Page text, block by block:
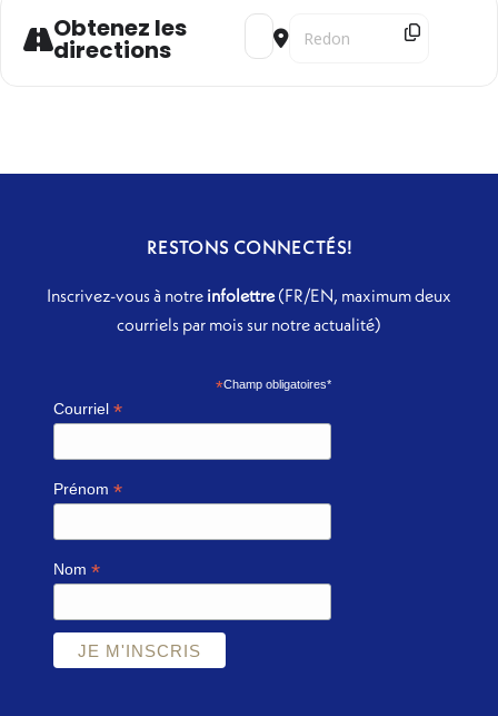
Obtenez les
directions
Address - Traversées [5IhDpPSb6]
Destination Address -
RESTONS CONNECTÉS!
Inscrivez-vous à notre infolettre(FR/EN, maximum deux
courriels par mois sur notre actualité)
*Champ obligatoires*
Courriel*
Prénom*
Nom*